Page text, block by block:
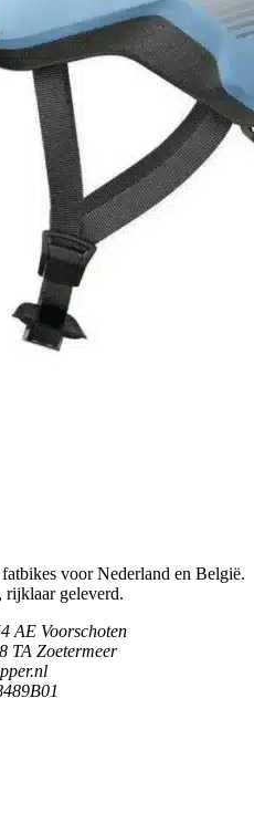
voor Nederland en België.
rijklaar geleverd.
AE Voorschoten
TA Zoetermeer